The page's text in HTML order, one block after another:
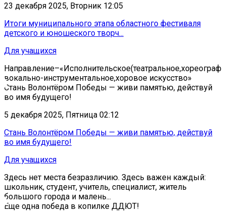
23 декабря 2025, Вторник 12:05
Итоги муниципального этапа областного фестиваля
детского и юношеского творч...
Для учащихся
вокально-инструментальное,хоровое искусство»
Стань Волонтёром Победы — живи памятью, действуй
во имя будущего!
5 декабря 2025, Пятница 02:12
Стань Волонтёром Победы — живи памятью, действуй
во имя будущего!
Для учащихся
Здесь нет места безразличию. Здесь важен каждый:
школьник, студент, учитель, специалист, житель
большого города и малень...
Еще одна победа в копилке ДДЮТ!